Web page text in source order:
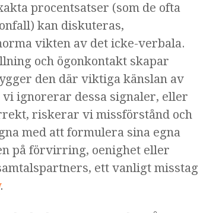
procentsatser (som de ofta
kan diskuteras,
vikten av det icke-verbala.
och ögonkontakt skapar
den där viktiga känslan av
ignorerar dessa signaler, eller
riskerar vi missförstånd och
med att formulera sina egna
på förvirring, oenighet eller
ett vanligt misstag
.